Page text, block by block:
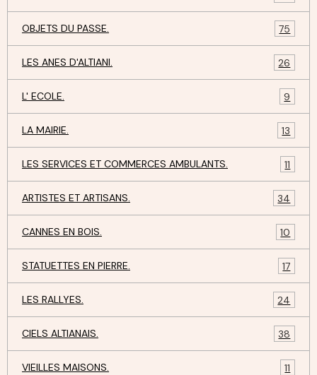
OBJETS DU PASSE. 75
LES ANES D'ALTIANI. 26
L' ECOLE. 9
LA MAIRIE. 13
LES SERVICES ET COMMERCES AMBULANTS. 11
ARTISTES ET ARTISANS. 34
CANNES EN BOIS. 10
STATUETTES EN PIERRE. 17
LES RALLYES. 24
CIELS ALTIANAIS. 38
VIEILLES MAISONS. 11